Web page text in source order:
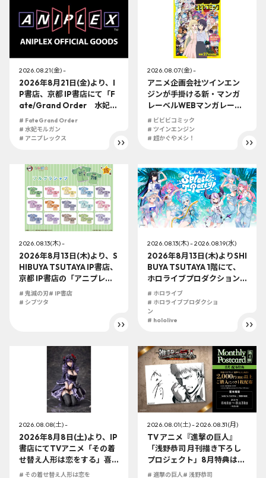
2026.08.21(金) -
2026年8月21日(金)より、I
P書店、京都 IP書店にて「F
ate/Grand Order 水妃モ
ルガン 1/7スケールフィギ
ュア」の展開が決定！！
# FateGrand Order
# 水妃モルガン
# アニプレックス
2026.08.07(金) -
アニメ企画会社ツインエン
ジンが手掛ける新・マンガ
レーベルWEBマンガレーベ
ル「ビビビコミック」創刊
を記念して、2026年8月7日
(金)よりIP書店、大阪 IP書
入者特典実施が決定！！
# ビビビコミック
# ツインエンジン
# 超かぐやメシ！
2026.08.13(木) -
2026年8月13日(木)より、S
HIBUYA TSUTAYA IP書店、
京都 IP書店の「アニプレッ
クスオフィシャルストア」
にアニメ『鬼滅の刃』みに
# 鬼滅の刃# IP書店
# シブツタ
2026.08.13(木) - 2026.08.19(水)
2026年8月13日(木)よりSHI
BUYA TSUTAYA 1階にて、
ホロライブプロダクション
この夏最大級のTシャツ展示
イベントを開催！
# ホロライブ
# ホロライブプロダクショ
ン
# hololive
2026.08.08(土) -
2026年8月8日(土)より、IP
書店にてTVアニメ「その着
せ替え人形は恋をする」喜
多川海夢 黒江雫Ver. ノンス
# その着せ替え人形は恋を
2026.08.01(土) - 2026.08.31(月)
TV アニメ『進撃の巨人』
「浅野恭司 月刊描き下ろし
プロジェクト」8月特典はジ
ャン・キルシュタインが登
# 進撃の巨人# 浅野恭司